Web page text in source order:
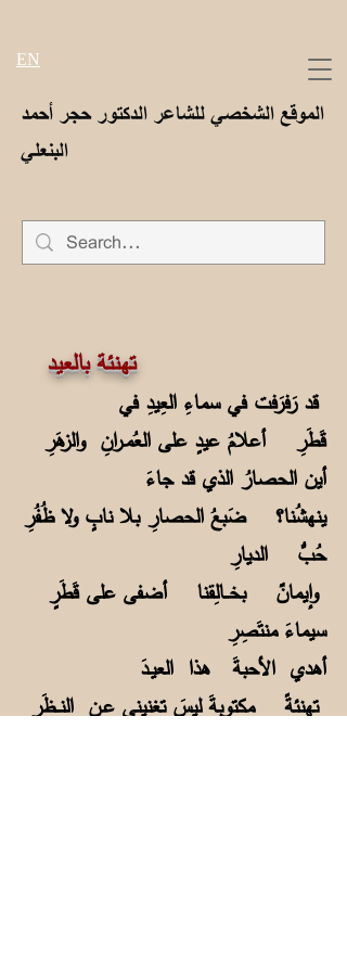
الموقع الشخصي للشاعر الدكتور حجر أحمد
البنعلي
EN
تهنئة بالعيد
قد رَفرَفت في سماءِ العِيدِ في
قَطَرِ أعلامُ عيدٍ على العُمـرانِ والزهَرِ
أين الحصارُ الذي قد جاءَ
ينهشُنا؟ ضَبعُ الحصارِ بلا نابٍ ولا ظُفُرِ
حُبُّ الديارِ
وإيمانٌ بخــالِقنا أضفى على قَطَرٍ
سيماءَ منتَصِرِ
أهدي الأحبةَ هذا العيـدَ
تهنئةً مكتوبةَ ليسَ تغنيني عـن النــظَرِ